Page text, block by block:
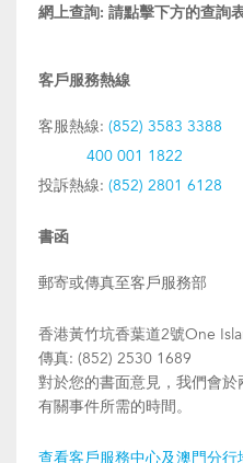
網上查詢: 請點擊下方的查詢
客戶服務熱線
客服熱線: (852) 3583 3388
400 001 1822
投訴熱線: (852) 2801 6128
書函
郵寄或傳真至客戶服務部
香港黃竹坑香葉道2號One
傳真: (852) 2530 1689
對於您的書面意見，我們會
有關事件所需的時間。
查看客戶服務中心及澳門分